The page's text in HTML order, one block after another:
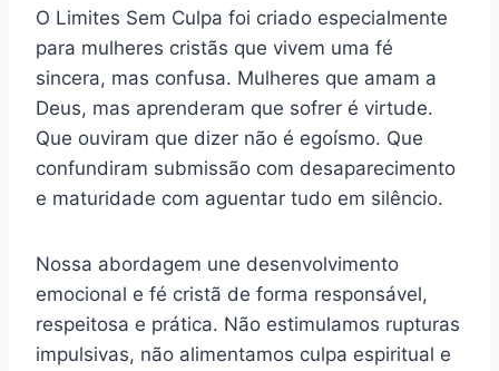
O Limites Sem Culpa foi criado especialmente
para mulheres cristãs que vivem uma fé
sincera, mas confusa. Mulheres que amam a
Deus, mas aprenderam que sofrer é virtude.
Que ouviram que dizer não é egoísmo. Que
confundiram submissão com desaparecimento
e maturidade com aguentar tudo em silêncio.
Nossa abordagem une desenvolvimento
emocional e fé cristã de forma responsável,
respeitosa e prática. Não estimulamos rupturas
impulsivas, não alimentamos culpa espiritual e